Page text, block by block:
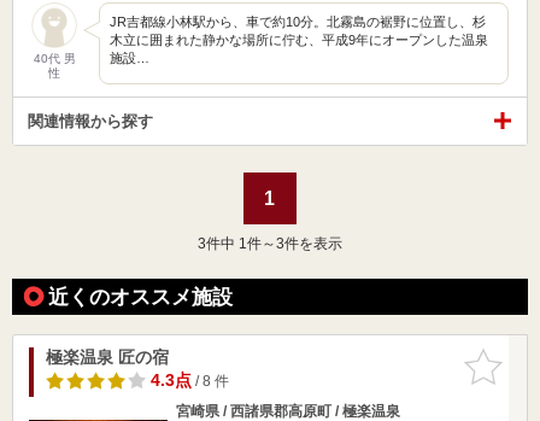
40代 男
性
JR吉都線小林駅から、車で約10分。北霧島の裾野に位置し、杉
木立に囲まれた静かな場所に佇む、平成9年にオープンした温泉
施設…
関連情報から探す
1
3件中 1件～3件を表示
近くのオススメ施設
お気に入
りに追加
極楽温泉 匠の宿
4.3点/ 8 件
宮崎県 / 西諸県郡高原町 / 極楽温泉